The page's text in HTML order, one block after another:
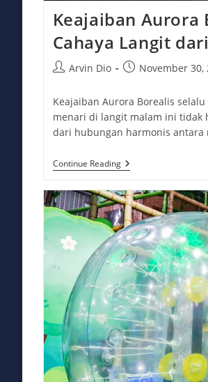
Keajaiban
Cahaya Langit
PostArvin Dio
PostNovember 30,
Keajaiban Aurora Borealis
menari di langit malam ini tidak
dari hubungan harmonis antara
Continue ReadingKeajaiban
Aurora
Menyibak
Tabir
Cahaya
Langit
Dari
Kutub
Utara